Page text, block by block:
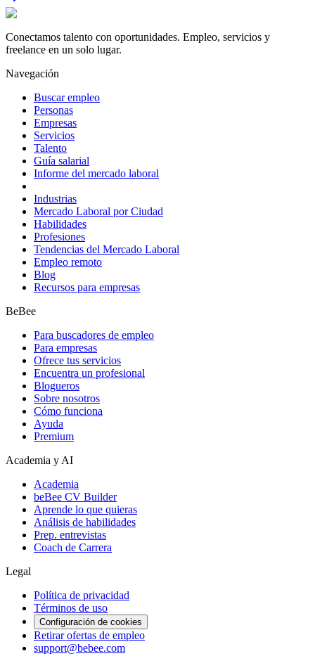
Conectamos talento con oportunidades. Empleo, servicios y
freelance en un solo lugar.
Navegación
Buscar empleo
Personas
Empresas
Servicios
Talento
Guía salarial
Informe del mercado laboral
Industrias
Mercado Laboral por Ciudad
Habilidades
Profesiones
Tendencias del Mercado Laboral
Empleo remoto
Blog
Recursos para empresas
BeBee
Para buscadores de empleo
Para empresas
Ofrece tus servicios
Encuentra un profesional
Blogueros
Sobre nosotros
Cómo funciona
Ayuda
Premium
Academia y AI
Academia
beBee CV Builder
Aprende lo que quieras
Análisis de habilidades
Prep. entrevistas
Coach de Carrera
Legal
Política de privacidad
Términos de uso
Configuración de cookies
Retirar ofertas de empleo
support@bebee.com